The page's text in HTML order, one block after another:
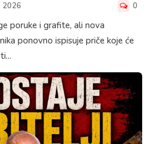
2026 0
poruke i grafite, ali nova
ponovno ispisuje priče koje će